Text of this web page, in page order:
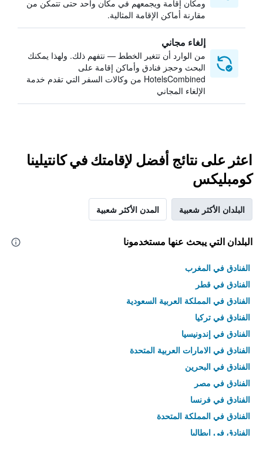
ومكان إقامة ويجمعهم في مكان واحد حتى تتمكن من
مقارنة أماكن الإقامة المثالية.
إلغاء مجاني
من الوارد أن تتغير الخطط — نتفهم ذلك. ولهذا يمكنك
البحث وحجز فنادق وأماكن إقامة على
HotelsCombined من وكالات السفر التي تقدم خدمة
الإلغاء المجاني
اعثر على نتائج أفضل لإقامتك في كانتيلينا
كومبليكس
البلدان الأكثر شعبية المدن الأكثر شعبية
البلدان التي يبحث عنها مستخدمونا
الفنادق في المغرب
الفنادق في قطر
الفنادق في المملكة العربية السعودية
الفنادق في تركيا
الفنادق في إندونيسيا
الفنادق في الامارات العربية المتحدة
الفنادق في البحرين
الفنادق في مصر
الفنادق في فرنسا
الفنادق في المملكة المتحدة
الفنادق في إيطاليا